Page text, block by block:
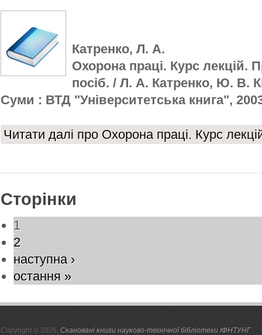
Катренко, Л. А.
Охорона праці. Курс лекцій.
посіб. / Л. А. Катренко, Ю. В.
Суми : ВТД "Університетська книга",
Читати далі про Охорона праці. Курс
Сторінки
1
2
наступна ›
остання »
Copyright © 2026, Скановані книги науково-технічної бібліотеки ІФНТУНГ